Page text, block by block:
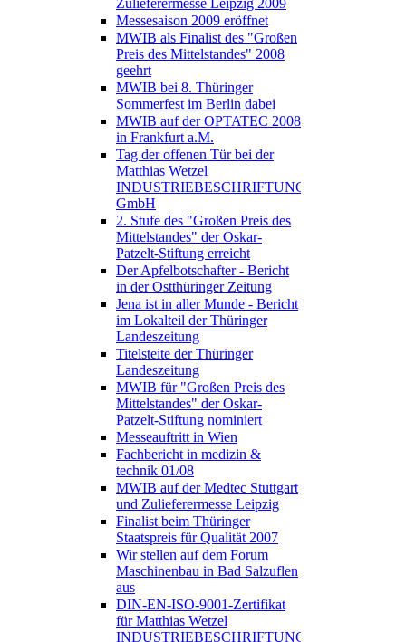
Zulieferermesse Leipzig 2009
Messesaison 2009 eröffnet
MWIB als Finalist des "Großen
Preis des Mittelstandes" 2008
geehrt
MWIB bei 8. Thüringer
Sommerfest im Berlin dabei
MWIB auf der OPTATEC 2008
in Frankfurt a.M.
Tag der offenen Tür bei der
Matthias Wetzel
INDUSTRIEBESCHRIFTUNGEN
GmbH
2. Stufe des "Großen Preis des
Mittelstandes" der Oskar-
Patzelt-Stiftung erreicht
Der Apfelbotschafter - Bericht
in der Ostthüringer Zeitung
Jena ist in aller Munde - Bericht
im Lokalteil der Thüringer
Landeszeitung
Titelsteite der Thüringer
Landeszeitung
MWIB für "Großen Preis des
Mittelstandes" der Oskar-
Patzelt-Stiftung nominiert
Messeauftritt in Wien
Fachbericht in medizin &
technik 01/08
MWIB auf der Medtec Stuttgart
und Zulieferermesse Leipzig
Finalist beim Thüringer
Staatspreis für Qualität 2007
Wir stellen auf dem Forum
Maschinenbau in Bad Salzuflen
aus
DIN-EN-ISO-9001-Zertifikat
für Matthias Wetzel
INDUSTRIEBESCHRIFTUNGEN